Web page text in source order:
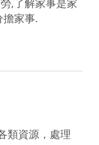
,了解家事是家
擔家事.
類資源，處理